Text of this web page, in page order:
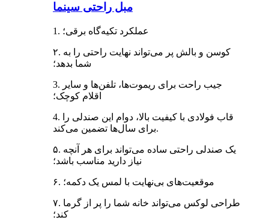
مبل راحتی سینما
1. عملکرد تکیه‌گاه برقی؛
۲. کوسن و بالش پر می‌تواند نهایت راحتی را به
شما بدهد؛
3. جیب راحت برای ریموت‌ها، تلفن‌ها و سایر
اقلام کوچک؛
4. قاب فولادی با کیفیت بالا، دوام این صندلی را
برای سال‌ها تضمین می‌کند.
۵. یک صندلی راحتی ساده می‌تواند برای هر آنچه
نیاز دارید مناسب باشد؛
۶. موقعیت‌های بی‌نهایت با لمس یک دکمه؛
۷. طراحی لوکس می‌تواند خانه شما را پر از گرما
کند؛